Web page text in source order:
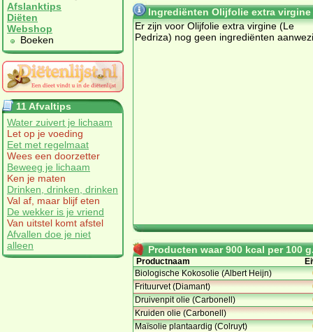
Afslanktips
Diëten
Webshop
Boeken
11 Afvaltips
Water zuivert je lichaam
Let op je voeding
Eet met regelmaat
Wees een doorzetter
Beweeg je lichaam
Ken je maten
Drinken, drinken, drinken
Val af, maar blijf eten
De wekker is je vriend
Van uitstel komt afstel
Afvallen doe je niet
alleen
Ingrediënten Olijfolie extra virgine
Er zijn voor Olijfolie extra virgine (Le
Pedriza) nog geen ingrediënten
Producten waar 900 kcal per 100
Productnaam
Biologische Kokosolie (Albert Heijn)
Frituurvet (Diamant)
Druivenpit olie (Carbonell)
Kruiden olie (Carbonell)
Maïsolie plantaardig (Colruyt)